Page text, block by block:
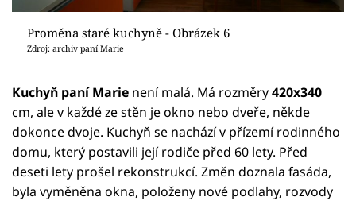
Proměna staré kuchyně - Obrázek 6
Zdroj: archiv paní Marie
Kuchyň paní Marie není malá. Má rozměry420x340
cm, ale v každé ze stěn je okno nebo dveře, někde
dokonce dvoje. Kuchyň se nachází v přízemí rodinného
domu, který postavili její rodiče před 60 lety. Před
deseti lety prošel rekonstrukcí. Změn doznala fasáda,
byla vyměněna okna, položeny nové podlahy, rozvody